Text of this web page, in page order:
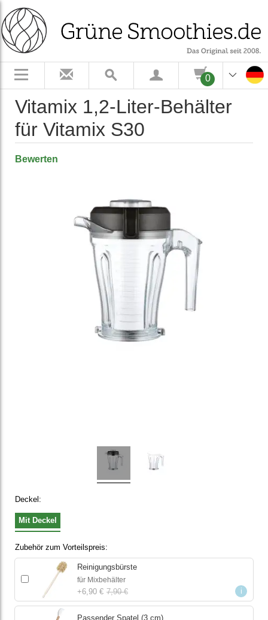
0
Vitamix 1,2-Liter-Behälter
für Vitamix S30
Bewerten
Deckel:
Mit Deckel
Zubehör zum Vorteilspreis
Reinigungsbürste
für Mixbehälter
+6,90 € 7,90 € i
Passender Spatel (3 cm)